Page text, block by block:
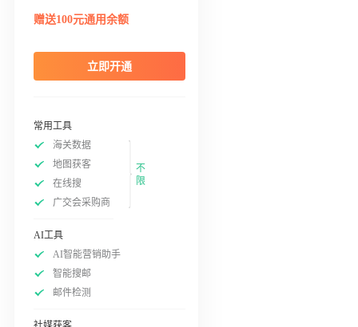
赠送100元通用余额
立即开通
常用工具
海关数据
地图获客
在线搜
广交会采购商
不
限
AI工具
AI智能营销助手
智能搜邮
邮件检测